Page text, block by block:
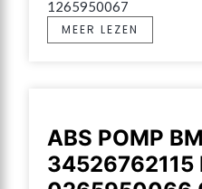
1265950067
MEER LEZEN
ABS POMP
34526762115